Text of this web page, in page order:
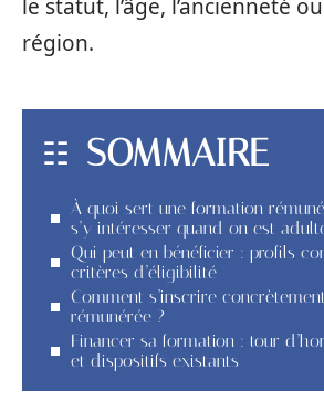
le statut, l’âge, l’ancienneté
région.
SOMMAIRE
À quoi sert une formation
s’y intéresser quand on est
Qui peut en bénéficier : profils
critères d’éligibilité
Comment s’inscrire
rémunérée ?
Financer sa formation : tour
et dispositifs existants